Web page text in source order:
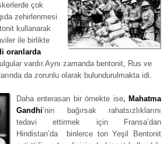
çok
zehirlenmesi
kullanarak
ile birlikte
oranlarda
vardır.Aynı zamanda bentonit, Rus ve
da zorunlu olarak bulundurulmakta idi.
Daha enterasan bir örnekte ise, Mahatma
Gandhi’nin bağırsak rahatsızlıklarını
tedavi ettirmek için Fransa’dan
Hindistan’da binlerce ton Yeşil Bentonit